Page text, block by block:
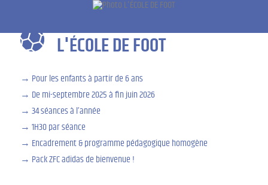
L'ÉCOLE DE FOOT
Pour les enfants à partir de 6 ans
De mi-septembre 2025 à fin juin 2026
34 séances à l’année
1H30 par séance
Encadrement & programme pédagogique homogène
Pack ZFC adidas de bienvenue !